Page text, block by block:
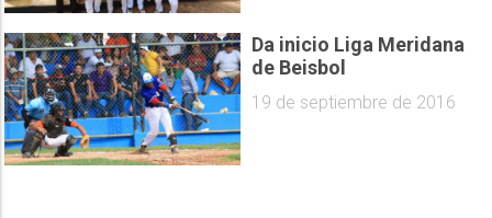
Da inicio Liga Meridana
de Beisbol
19 de septiembre de 2016